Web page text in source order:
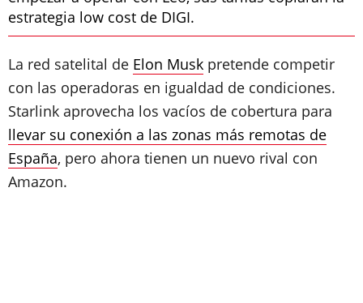
estrategia low cost de DIGI.
La red satelital de Elon Musk pretende competir
con las operadoras en igualdad de condiciones.
Starlink aprovecha los vacíos de cobertura para
llevar su conexión a las zonas más remotas de
España, pero ahora tienen un nuevo rival con
Amazon.